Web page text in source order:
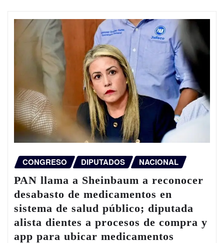
CONGRESO DIPUTADOS NACIONAL
PAN llama a Sheinbaum a reconocer
desabasto de medicamentos en
sistema de salud público; diputada
alista dientes a procesos de compra y
app para ubicar medicamentos